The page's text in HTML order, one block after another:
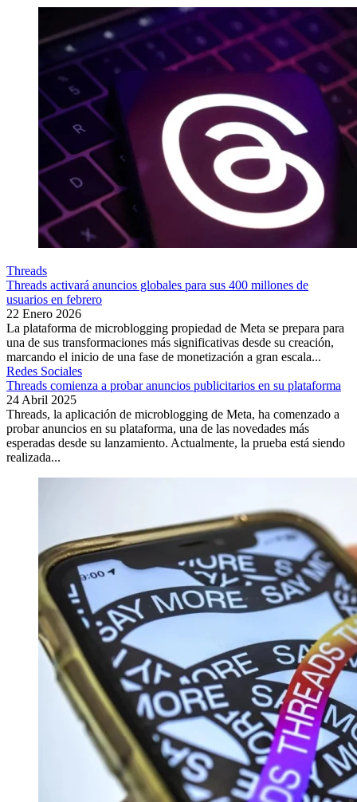
Threads
Threads activará anuncios globales para sus 400 millones de
usuarios en febrero
22 Enero 2026
La plataforma de microblogging propiedad de Meta se prepara para
una de sus transformaciones más significativas desde su creación,
marcando el inicio de una fase de monetización a gran escala...
Redes Sociales
Threads comienza a probar anuncios publicitarios en su plataforma
24 Abril 2025
Threads, la aplicación de microblogging de Meta, ha comenzado a
probar anuncios en su plataforma, una de las novedades más
esperadas desde su lanzamiento. Actualmente, la prueba está siendo
realizada...